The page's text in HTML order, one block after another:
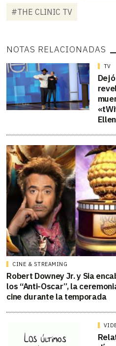
#THE CLINIC TV
NOTAS RELACIONADAS
TV
CINE & STREAMING
Robert Downey Jr. y Sia
los “Anti-Oscar”, la
cine durante la temporada